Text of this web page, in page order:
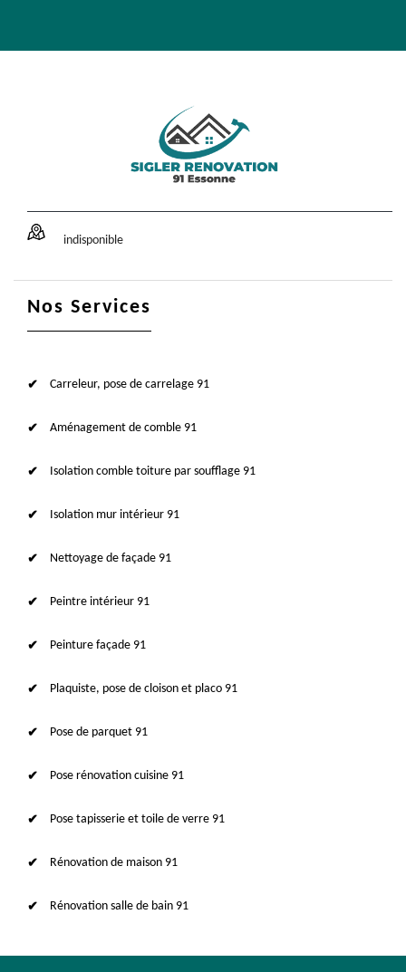
indisponible
Nos Services
Carreleur, pose de carrelage 91
Aménagement de comble 91
Isolation comble toiture par soufflage 91
Isolation mur intérieur 91
Nettoyage de façade 91
Peintre intérieur 91
Peinture façade 91
Plaquiste, pose de cloison et placo 91
Pose de parquet 91
Pose rénovation cuisine 91
Pose tapisserie et toile de verre 91
Rénovation de maison 91
Rénovation salle de bain 91